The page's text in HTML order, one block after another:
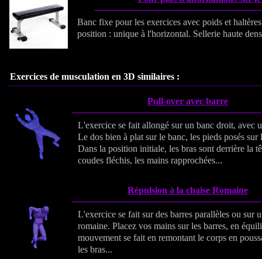
Banc fixe pour les exercices avec poids et
position : unique à l'horizontal. Sellerie haute
Exercices de musculation en 3D similaires :
Pull-over avec barre
L'exercice se fait allongé sur un banc droit, avec
Le dos bien à plat sur le banc, les pieds posés sur
Dans la position initiale, les bras sont derrière la
coudes fléchis, les mains rapprochées...
Répulsion à la chaise Romaine
L'exercice se fait sur des barres parallèles ou sur
romaine. Placez vos mains sur les barres, en
mouvement se fait en remontant le corps en
les bras...